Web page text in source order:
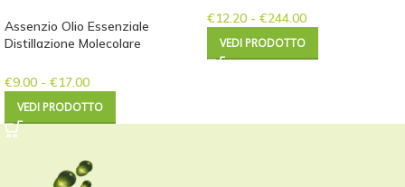
Assenzio Olio Essenziale
Distillazione Molecolare
€9.00 - €17.00
VEDI PRODOTTO
€12.20 - €244.00
VEDI PRODOTTO